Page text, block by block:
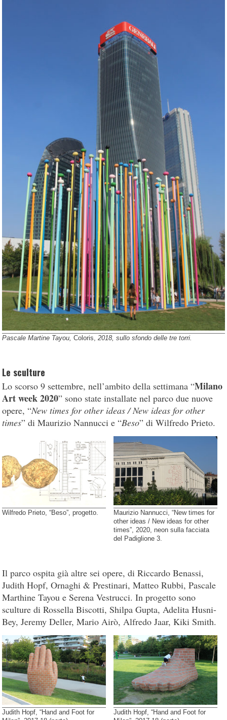
Pascale Martine Tayou, Coloris,2018, sullo sfondo delle tre torri.
Le sculture
Lo scorso 9 settembre, nell’ambito della settimana “Milano
Art week 2020” sono state installate nel parco due nuove
opere, “New times for other ideas / New ideas for other
times” di Maurizio Nannucci e “Beso” di Wilfredo Prieto.
Wilfredo Prieto, “Beso”, progetto.
Maurizio Nannucci, “New times for
other ideas / New ideas for other
times”, 2020, neon sulla facciata
del Padiglione 3.
Il parco ospita già altre sei opere, di Riccardo Benassi,
Judith Hopf, Ornaghi & Prestinari, Matteo Rubbi, Pascale
Marthine Tayou e Serena Vestrucci. In progetto sono
sculture di Rossella Biscotti, Shilpa Gupta, Adelita Husni-
Bey, Jeremy Deller, Mario Airò, Alfredo Jaar, Kiki Smith.
Judith Hopf, “Hand and Foot for
Judith Hopf, “Hand and Foot for